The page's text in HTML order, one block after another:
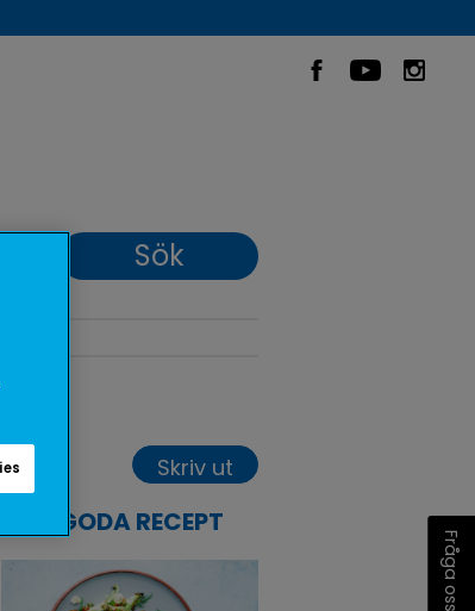
Fråga oss
Skriv ut
FLER GODA RECEPT